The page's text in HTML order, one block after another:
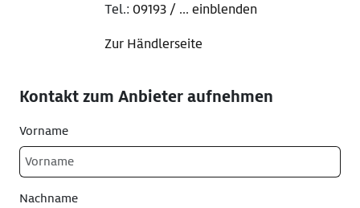
Tel.: 09193 / ... einblenden
Zur Händlerseite
Kontakt zum Anbieter aufnehmen
Vorname
Nachname